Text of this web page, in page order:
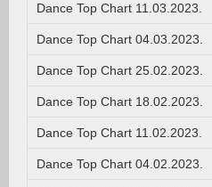
Dance Top Chart 11.03.2023.
Dance Top Chart 04.03.2023.
Dance Top Chart 25.02.2023.
Dance Top Chart 18.02.2023.
Dance Top Chart 11.02.2023.
Dance Top Chart 04.02.2023.